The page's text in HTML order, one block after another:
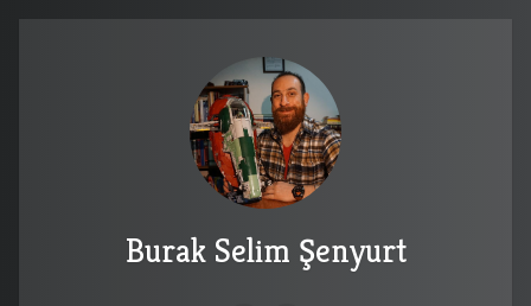
Burak Selim Şenyurt